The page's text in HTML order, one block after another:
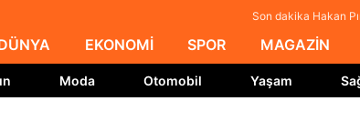
Son dakika Hakan
EKONOMİ SPOR MAGAZİN
Moda Otomobil Yaşam